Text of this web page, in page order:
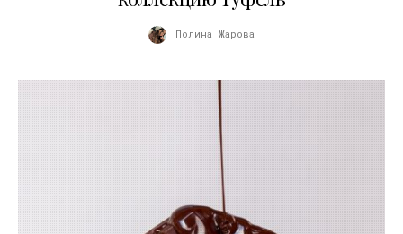
Полина Жарова